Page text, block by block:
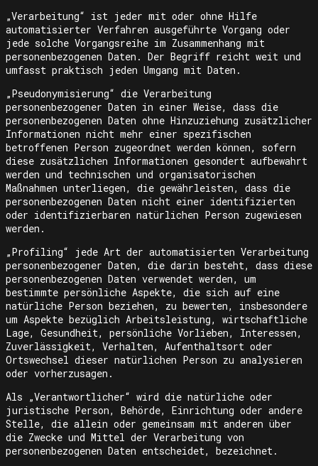
„Verarbeitung“ ist jeder mit oder ohne Hilfe
automatisierter Verfahren ausgeführte Vorgang oder
jede solche Vorgangsreihe im Zusammenhang mit
personenbezogenen Daten. Der Begriff reicht weit und
umfasst praktisch jeden Umgang mit Daten.
„Pseudonymisierung“ die Verarbeitung
personenbezogener Daten in einer Weise, dass die
personenbezogenen Daten ohne Hinzuziehung zusätzlicher
Informationen nicht mehr einer spezifischen
betroffenen Person zugeordnet werden können, sofern
diese zusätzlichen Informationen gesondert aufbewahrt
werden und technischen und organisatorischen
Maßnahmen unterliegen, die gewährleisten, dass die
personenbezogenen Daten nicht einer identifizierten
oder identifizierbaren natürlichen Person zugewiesen
werden.
„Profiling“ jede Art der automatisierten Verarbeitung
personenbezogener Daten, die darin besteht, dass diese
personenbezogenen Daten verwendet werden, um
bestimmte persönliche Aspekte, die sich auf eine
natürliche Person beziehen, zu bewerten, insbesondere
um Aspekte bezüglich Arbeitsleistung, wirtschaftliche
Lage, Gesundheit, persönliche Vorlieben, Interessen,
Zuverlässigkeit, Verhalten, Aufenthaltsort oder
Ortswechsel dieser natürlichen Person zu analysieren
oder vorherzusagen.
Als „Verantwortlicher“ wird die natürliche oder
juristische Person, Behörde, Einrichtung oder andere
Stelle, die allein oder gemeinsam mit anderen über
die Zwecke und Mittel der Verarbeitung von
personenbezogenen Daten entscheidet, bezeichnet.